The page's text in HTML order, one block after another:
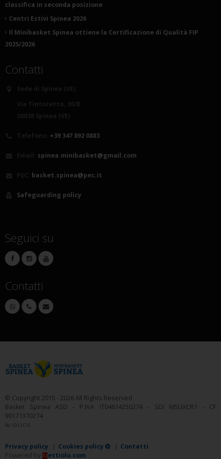
classifica in seconda posizione
Centri Estivi Spinea 2026
Il Minibasket Spinea ottiene la Certificazione di Qualità FIP
2025/2026
Contatti
+39 347 892 0883
spinea.minibasket@gmail.com
basket.spinea@pec.it
Safeguarding policy
Seguici su
Contatti
© Copyright 2015 - 2026 All Rights Reserved
Basket Spinea ASD - P.IVA IT04614250274 - SDI M5UXCR1 - CF
90171370274
Rel ID L1C15
Privacy policy Cookies policy
Contatti
Powered by
ettiolo.com